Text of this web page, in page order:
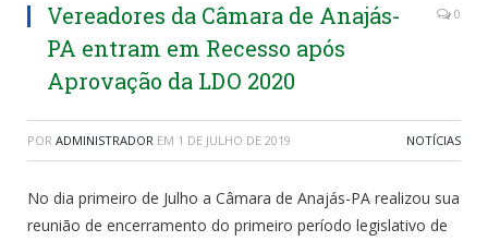
Vereadores da Câmara de Anajás-
PA entram em Recesso após
Aprovação da LDO 2020
0
POR ADMINISTRADOR EM 1 DE JULHO DE 2019 NOTÍCIAS
No dia primeiro de Julho a Câmara de Anajás-PA realizou sua
reunião de encerramento do primeiro período legislativo de